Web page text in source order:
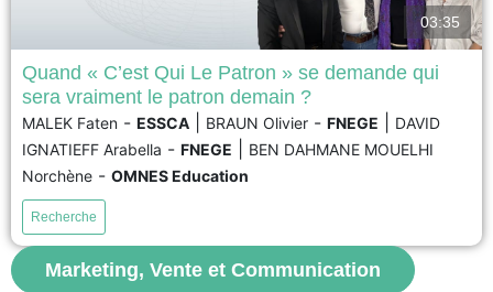
L’entreprise agroalimentaire C’est Qui Le Patron (CQLP) est reconnue pour
sa stratégie alignée avec les principes du développement durable et la co-
création de produits. Cette entreprise française réussit en France et sur les
marchés étrangers en proposant à ses clients de choisir et de déterminer
voir
03:35
Quand « C’est Qui Le Patron » se demande qui
sera vraiment le patron demain ?
MALEK Faten - ESSCA BRAUN Olivier - FNEGE
DAVID
IGNATIEFF Arabella - FNEGE
BEN DAHMANE MOUELHI
Norchène - OMNES Education
Recherche
Marketing, Vente et Communication